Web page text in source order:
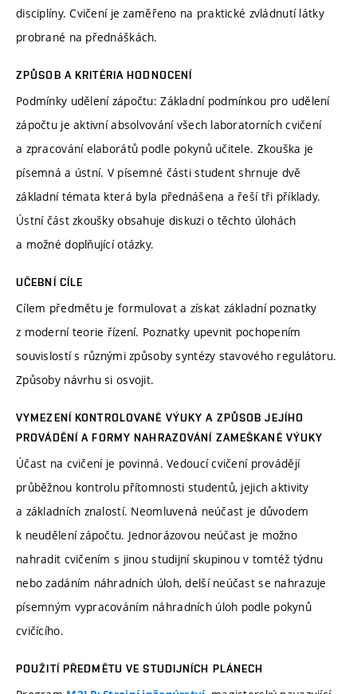
disciplíny. Cvičení je zaměřeno na praktické zvládnutí látky
probrané na přednáškách.
ZPŮSOB A KRITÉRIA HODNOCENÍ
Podmínky udělení zápočtu: Základní podmínkou pro udělení
zápočtu je aktivní absolvování všech laboratorních cvičení
a zpracování elaborátů podle pokynů učitele. Zkouška je
písemná a ústní. V písemné části student shrnuje dvě
základní témata která byla přednášena a řeší tři příklady.
Ústní část zkoušky obsahuje diskuzi o těchto úlohách
a možné doplňující otázky.
UČEBNÍ CÍLE
Cílem předmětu je formulovat a získat základní poznatky
z moderní teorie řízení. Poznatky upevnit pochopením
souvislostí s různými způsoby syntézy stavového regulátoru.
Způsoby návrhu si osvojit.
VYMEZENÍ KONTROLOVANÉ VÝUKY A ZPŮSOB JEJÍHO
PROVÁDĚNÍ A FORMY NAHRAZOVÁNÍ ZAMEŠKANÉ VÝUKY
Účast na cvičení je povinná. Vedoucí cvičení provádějí
průběžnou kontrolu přítomnosti studentů, jejich aktivity
a základních znalostí. Neomluvená neúčast je důvodem
k neudělení zápočtu. Jednorázovou neúčast je možno
nahradit cvičením s jinou studijní skupinou v tomtéž týdnu
nebo zadáním náhradních úloh, delší neúčast se nahrazuje
písemným vypracováním náhradních úloh podle pokynů
cvičícího.
POUŽITÍ PŘEDMĚTU VE STUDIJNÍCH PLÁNECH